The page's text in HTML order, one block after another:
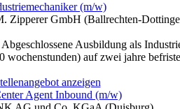
(m/w)
Zipperer GmbH (Ballrechten-
Ausbildung als
auf zwei jahre
anzeigen
Agent Inbound (m/w)